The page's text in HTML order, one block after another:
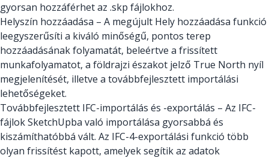
gyorsan hozzáférhet az .skp fájlokhoz.
Helyszín hozzáadása – A megújult Hely hozzáadása funkció
leegyszerűsíti a kiváló minőségű, pontos terep
hozzáadásának folyamatát, beleértve a frissített
munkafolyamatot, a földrajzi északot jelző True North nyíl
megjelenítését, illetve a továbbfejlesztett importálási
lehetőségeket.
Továbbfejlesztett IFC-importálás és -exportálás – Az IFC-
fájlok SketchUpba való importálása gyorsabbá és
kiszámíthatóbbá vált. Az IFC-4-exportálási funkció több
olyan frissítést kapott, amelyek segítik az adatok